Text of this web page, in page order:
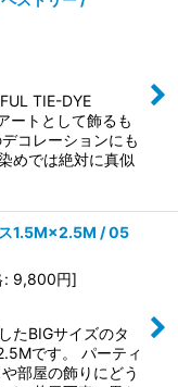
TIE-DYE
ートとして飾るも
コレーションにも
めでは絶対に真似
1.5M×2.5M / 05
: 9,800円]
たBIGサイズのタ
です。 パーティ
部屋の飾りにどう